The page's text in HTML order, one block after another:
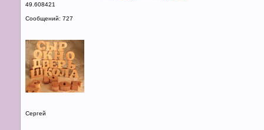
49.608421
Сообщений: 727
Сергей